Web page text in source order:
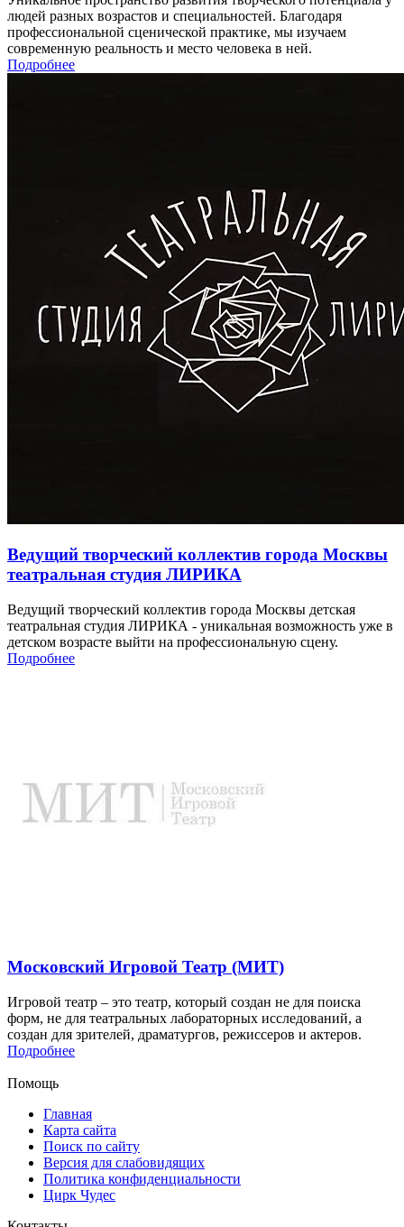
людей разных возрастов и специальностей. Благодаря
профессиональной сценической практике, мы изучаем
современную реальность и место человека в ней.
Подробнее
Ведущий творческий коллектив города Москвы
театральная студия ЛИРИКА
Ведущий творческий коллектив города Москвы детская
театральная студия ЛИРИКА - уникальная возможность уже в
детском возрасте выйти на профессиональную сцену.
Подробнее
Московский Игровой Театр (МИТ)
Игровой театр – это театр, который создан не для поиска
форм, не для театральных лабораторных исследований, а
создан для зрителей, драматургов, режиссеров и актеров.
Подробнее
Помощь
Главная
Карта сайта
Поиск по сайту
Версия для слабовидящих
Политика конфиденциальности
Цирк Чудес